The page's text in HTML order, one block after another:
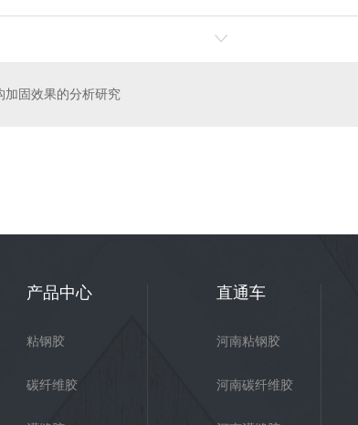
加固效果的分析研究
产品中心
粘钢胶
碳纤维胶
直通车
河南粘钢胶
河南碳纤维胶